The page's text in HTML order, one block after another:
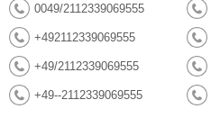
0049/2112339069555
+492112339069555
+49/2112339069555
+49--2112339069555